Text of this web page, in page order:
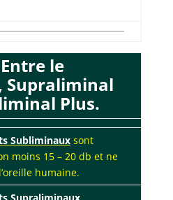
le
Supraliminal
Plus.
Subliminauxsont
moins 15 – 20 db et ne
humaine.